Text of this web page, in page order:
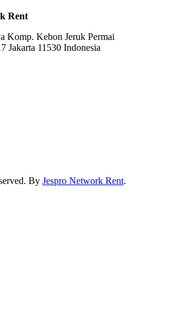
Rent
Komp. Kebon Jeruk Permai
Jakarta 11530 Indonesia
By Jespro Network Rent.